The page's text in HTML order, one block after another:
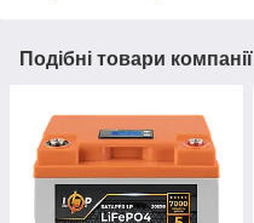
Подібні товари компанії